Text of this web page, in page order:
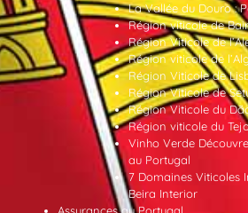
La Vallée du Douro :
Région viticole de
Région Viticole de
Région viticole de
Région Viticole de
Région Viticole de
Région Viticole du
Région viticole du
Vinho Verde
au Portugal
7 Domaines Viticoles
Beira Interior